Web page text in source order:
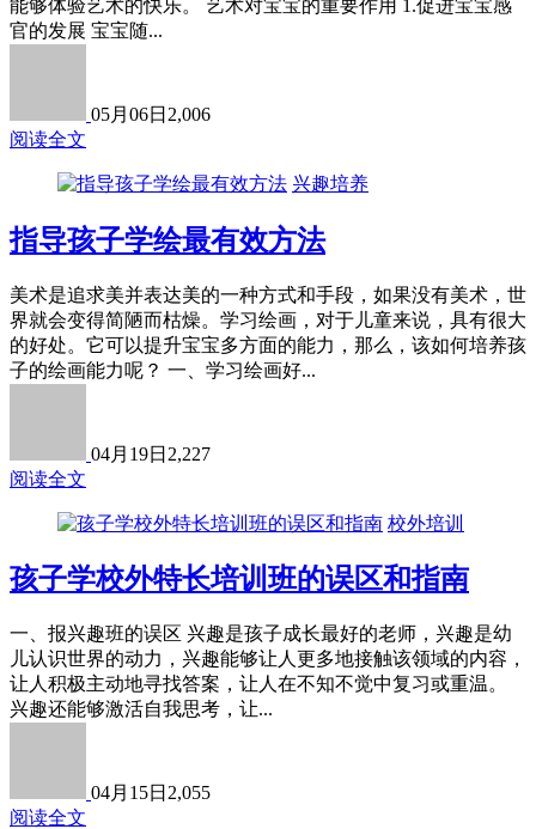
能够体验艺术的快乐。 艺术对宝宝的重要作用 1.促进宝宝感
官的发展 宝宝随...
05月06日 2,006
阅读全文
兴趣培养
指导孩子学绘最有效方法
美术是追求美并表达美的一种方式和手段，如果没有美术，世
界就会变得简陋而枯燥。学习绘画，对于儿童来说，具有很大
的好处。它可以提升宝宝多方面的能力，那么，该如何培养孩
子的绘画能力呢？ 一、学习绘画好...
04月19日 2,227
阅读全文
校外培训
孩子学校外特长培训班的误区和指南
一、报兴趣班的误区 兴趣是孩子成长最好的老师，兴趣是幼
儿认识世界的动力，兴趣能够让人更多地接触该领域的内容，
让人积极主动地寻找答案，让人在不知不觉中复习或重温。
兴趣还能够激活自我思考，让...
04月15日 2,055
阅读全文